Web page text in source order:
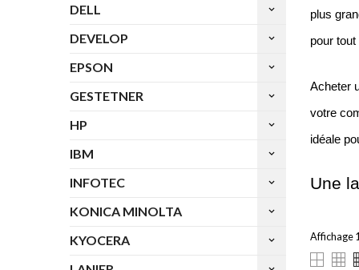
DELL keyboard_arrow_down
DEVELOP keyboard_arrow_down
EPSON keyboard_arrow_down
GESTETNER keyboard_arrow_down
HP keyboard_arrow_down
IBM keyboard_arrow_down
INFOTEC keyboard_arrow_down
KONICA MINOLTA keyboard_arrow_down
KYOCERA keyboard_arrow_down
plus
pour
Acheter
votre
idéale
Une
Affichage